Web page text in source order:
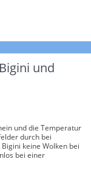
und
und die Temperatur
durch bei
keine Wolken bei
bei einer